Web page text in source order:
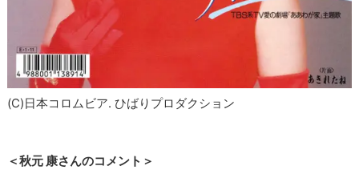
(C)日本コロムビア. ひばりプロダクション
＜秋元 康さんのコメント＞